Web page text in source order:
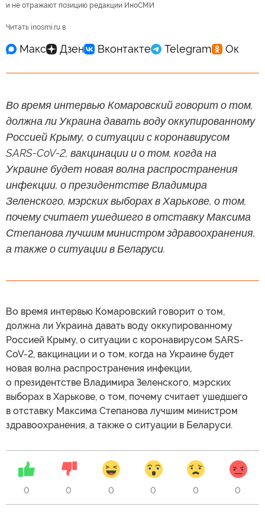
и не отражают позицию редакции ИноСМИ
Читать inosmi.ru в
Во время интервью Комаровский говорит о том,
должна ли Украина давать воду оккупированному
Россией Крыму, о ситуации с коронавирусом
SARS-CoV-2, вакцинации и о том, когда на
Украине будет новая волна распространения
инфекции, о президентстве Владимира
Зеленского, мэрских выборах в Харькове, о том,
почему считает ушедшего в отставку Максима
Степанова лучшим министром здравоохранения,
а также о ситуации в Беларуси.
Во время интервью Комаровский говорит о том,
должна ли Украина давать воду оккупированному
Россией Крыму, о ситуации с коронавирусом SARS-
CoV-2, вакцинации и о том, когда на Украине будет
новая волна распространения инфекции,
о президентстве Владимира Зеленского, мэрских
выборах в Харькове, о том, почему считает ушедшего
в отставку Максима Степанова лучшим министром
здравоохранения, а также о ситуации в Беларуси.
0 0 0 0 0 0